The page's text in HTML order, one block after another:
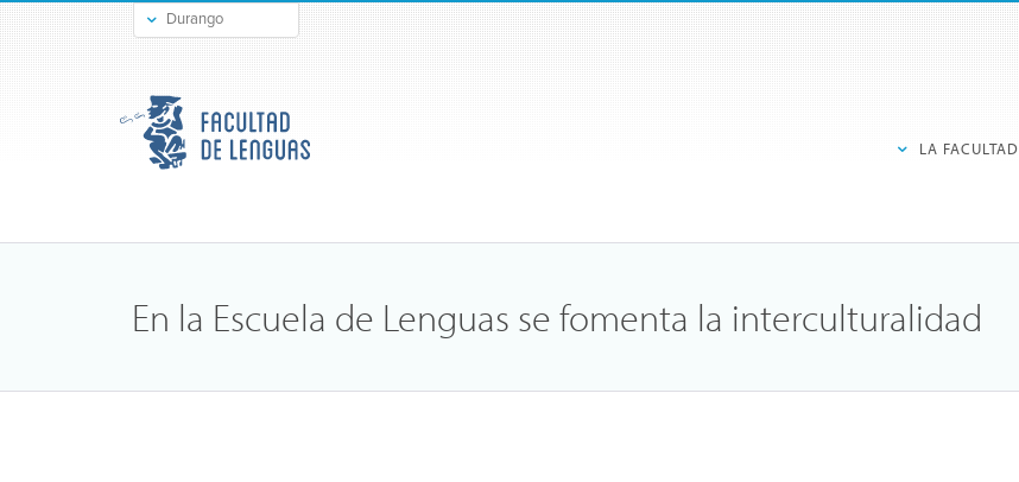
Durango
Gómez Palacio
LA FACULTAD
En la Escuela de Lenguas se fomenta la interculturalidad